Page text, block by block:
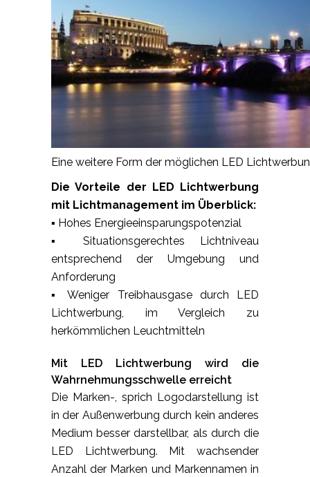
Eine weitere Form der möglichen LED
Die Vorteile der LED Lichtwerbung
mit Lichtmanagement im Überblick:
▪ Hohes Energieeinsparungspotenzial
▪ Situationsgerechtes Lichtniveau
entsprechend der Umgebung und
Anforderung
▪ Weniger Treibhausgase durch LED
Lichtwerbung, im Vergleich zu
herkömmlichen Leuchtmitteln
Mit LED Lichtwerbung wird die
Wahrnehmungsschwelle erreicht
Die Marken-, sprich Logodarstellung ist
in der Außenwerbung durch kein anderes
Medium besser darstellbar, als durch die
LED Lichtwerbung. Mit wachsender
Anzahl der Marken und Markennamen in